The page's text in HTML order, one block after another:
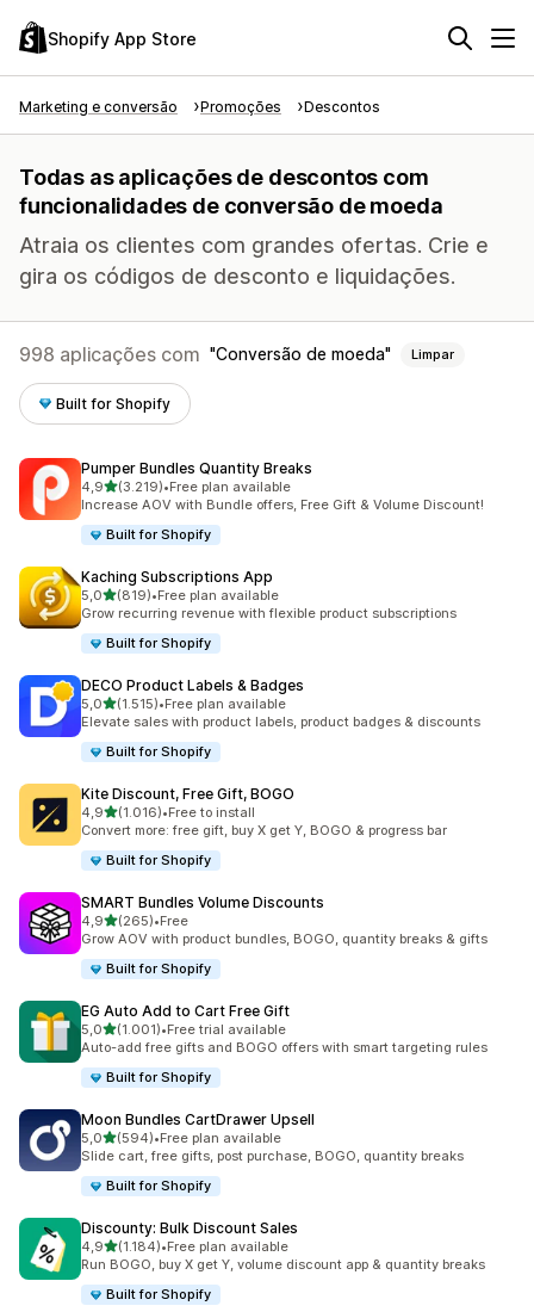
Shopify App Store
Marketing e conversão Promoções Descontos
Todas as aplicações de descontos com
funcionalidades de conversão de moeda
Atraia os clientes com grandes ofertas. Crie e
gira os códigos de desconto e liquidações.
998 aplicações com Conversão de moeda Limpar
Built for Shopify
Pumper Bundles Quantity Breaks
4,9de 5 estrelas
(3.219)
3219 total de avaliações
•Free plan available
Increase AOV with Bundle offers, Free Gift & Volume Discount!
Built for Shopify
Kaching Subscriptions App
5,0de 5 estrelas
(819)
819 total de avaliações
•Free plan available
Grow recurring revenue with flexible product subscriptions
Built for Shopify
DECO Product Labels & Badges
5,0de 5 estrelas
(1.515)
1515 total de avaliações
•Free plan available
Elevate sales with product labels, product badges & discounts
Built for Shopify
Kite Discount, Free Gift, BOGO
4,9de 5 estrelas
(1.016)
1016 total de avaliações
•Free to install
Convert more: free gift, buy X get Y, BOGO & progress bar
Built for Shopify
SMART Bundles Volume Discounts
4,9de 5 estrelas
(265)
265 total de avaliações
•Free
Grow AOV with product bundles, BOGO, quantity breaks & gifts
Built for Shopify
EG Auto Add to Cart Free Gift
5,0de 5 estrelas
(1.001)
1001 total de avaliações
•Free trial available
Auto-add free gifts and BOGO offers with smart targeting rules
Built for Shopify
Moon Bundles CartDrawer Upsell
5,0de 5 estrelas
(594)
594 total de avaliações
•Free plan available
Slide cart, free gifts, post purchase, BOGO, quantity breaks
Built for Shopify
Discounty: Bulk Discount Sales
4,9de 5 estrelas
(1.184)
1184 total de avaliações
•Free plan available
Run BOGO, buy X get Y, volume discount app & quantity breaks
Built for Shopify